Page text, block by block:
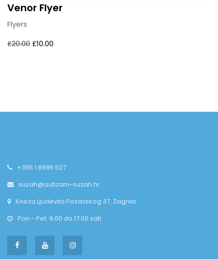
Venor Flyer
Flyers
£20.00£10.00
+385 1 8896 527
suzah@autizam-suzah.hr
Kneza Ljudevita Posavskog 37, Zagreb
Pon - Pet: 9.00 do 17.00 sati